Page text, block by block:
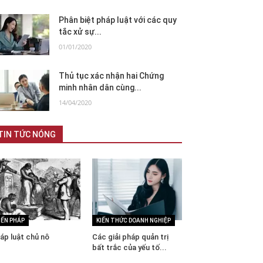
Phân biệt pháp luật với các quy
tắc xử sự...
01/01/2020
Thủ tục xác nhận hai Chứng
minh nhân dân cùng...
14/04/2020
TỨC NÓNG
PHÁP
luật chủ nô
KIẾN THỨC DOANH NGHIỆP
Các giải pháp quản trị
bất trắc của yếu tố...